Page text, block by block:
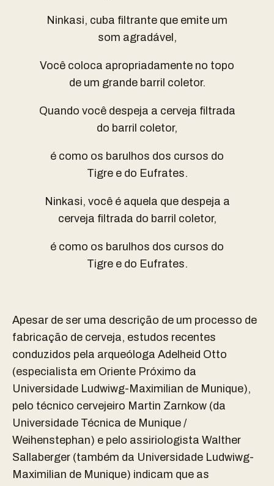
Ninkasi, cuba filtrante que emite um
som agradável,
Você coloca apropriadamente no topo
de um grande barril coletor.
Quando você despeja a cerveja filtrada
do barril coletor,
é como os barulhos dos cursos do
Tigre e do Eufrates.
Ninkasi, você é aquela que despeja a
cerveja filtrada do barril coletor,
é como os barulhos dos cursos do
Tigre e do Eufrates.
Apesar de ser uma descrição de um processo de
fabricação de cerveja, estudos recentes
conduzidos pela arqueóloga Adelheid Otto
(especialista em Oriente Próximo da
Universidade Ludwiwg-Maximilian de Munique),
pelo técnico cervejeiro Martin Zarnkow (da
Universidade Técnica de Munique /
Weihenstephan) e pelo assiriologista Walther
Sallaberger (também da Universidade Ludwiwg-
Maximilian de Munique) indicam que as